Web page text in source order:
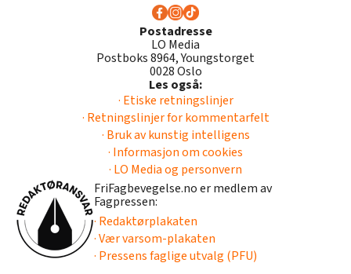
Postadresse
LO Media
Postboks 8964, Youngstorget
0028 Oslo
Les også:
· Etiske retningslinjer
· Retningslinjer for kommentarfelt
· Bruk av kunstig intelligens
· Informasjon om cookies
· LO Media og personvern
FriFagbevegelse.no er medlem av
Fagpressen:
· Redaktørplakaten
· Vær varsom-plakaten
· Pressens faglige utvalg (PFU)